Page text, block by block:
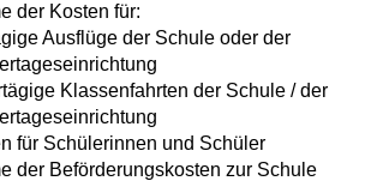
der Kosten für:
Ausflüge der Schule oder der
Klassenfahrten der Schule / der
für Schülerinnen und Schüler
der Beförderungskosten zur Schule